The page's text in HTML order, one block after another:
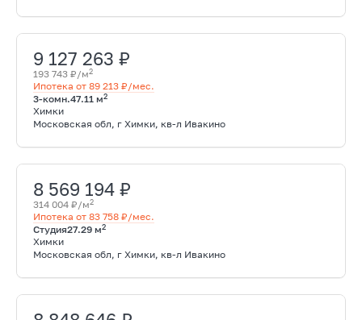
9 127 263 ₽
193 743 ₽/м2
Ипотека от 89 213 ₽/мес.
3-комн.47.11 м2
Химки
Московская обл, г Химки, кв-л Ивакино
8 569 194 ₽
314 004 ₽/м2
Ипотека от 83 758 ₽/мес.
Студия27.29 м2
Химки
Московская обл, г Химки, кв-л Ивакино